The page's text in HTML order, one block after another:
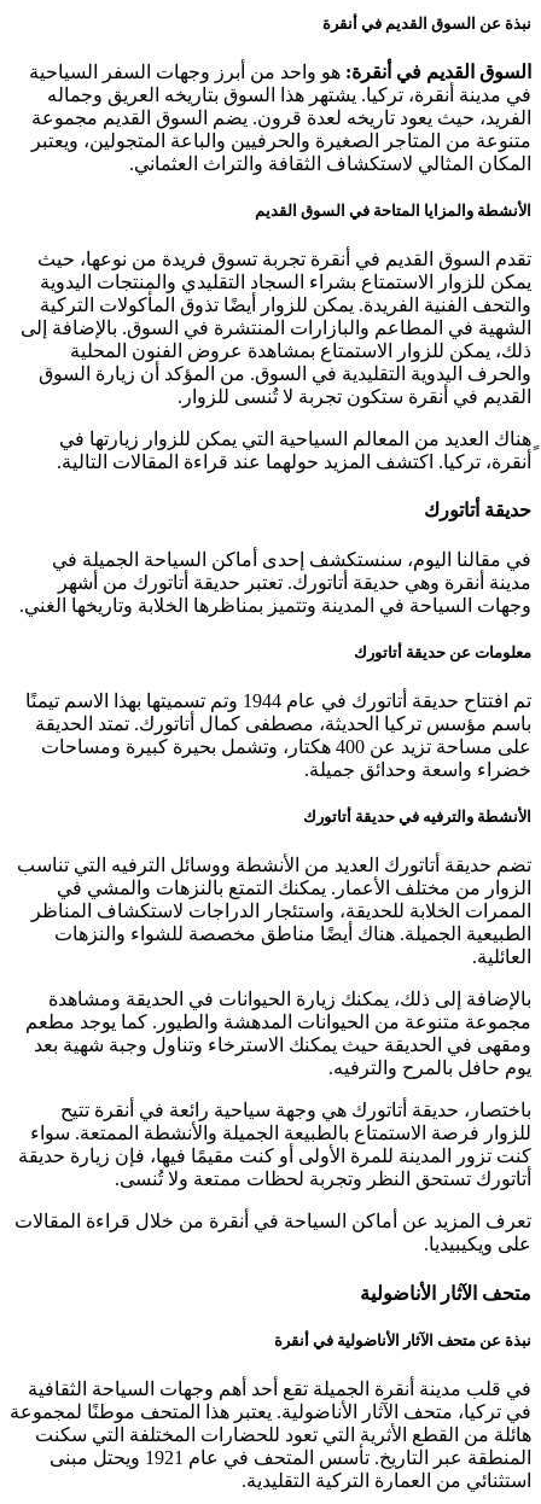
نبذة عن السوق القديم في أنقرة
السوق القديم في أنقرة: هو واحد من أبرز وجهات السفر السياحية
في مدينة أنقرة، تركيا. يشتهر هذا السوق بتاريخه العريق وجماله
الفريد، حيث يعود تاريخه لعدة قرون. يضم السوق القديم مجموعة
متنوعة من المتاجر الصغيرة والحرفيين والباعة المتجولين، ويعتبر
المكان المثالي لاستكشاف الثقافة والتراث العثماني.
الأنشطة والمزايا المتاحة في السوق القديم
تقدم السوق القديم في أنقرة تجربة تسوق فريدة من نوعها، حيث
يمكن للزوار الاستمتاع بشراء السجاد التقليدي والمنتجات اليدوية
والتحف الفنية الفريدة. يمكن للزوار أيضًا تذوق المأكولات التركية
الشهية في المطاعم والبازارات المنتشرة في السوق. بالإضافة إلى
ذلك، يمكن للزوار الاستمتاع بمشاهدة عروض الفنون المحلية
والحرف اليدوية التقليدية في السوق. من المؤكد أن زيارة السوق
القديم في أنقرة ستكون تجربة لا تُنسى للزوار.
ٍهناك العديد من المعالم السياحية التي يمكن للزوار زيارتها في
أنقرة، تركيا. اكتشف المزيد حولهما عند قراءة المقالات التالية.
حديقة أتاتورك
في مقالنا اليوم، سنستكشف إحدى أماكن السياحة الجميلة في
مدينة أنقرة وهي حديقة أتاتورك. تعتبر حديقة أتاتورك من أشهر
وجهات السياحة في المدينة وتتميز بمناظرها الخلابة وتاريخها الغني.
معلومات عن حديقة أتاتورك
تم افتتاح حديقة أتاتورك في عام 1944 وتم تسميتها بهذا الاسم تيمنًا
باسم مؤسس تركيا الحديثة، مصطفى كمال أتاتورك. تمتد الحديقة
على مساحة تزيد عن 400 هكتار، وتشمل بحيرة كبيرة ومساحات
خضراء واسعة وحدائق جميلة.
الأنشطة والترفيه في حديقة أتاتورك
تضم حديقة أتاتورك العديد من الأنشطة ووسائل الترفيه التي تناسب
الزوار من مختلف الأعمار. يمكنك التمتع بالنزهات والمشي في
الممرات الخلابة للحديقة، واستئجار الدراجات لاستكشاف المناظر
الطبيعية الجميلة. هناك أيضًا مناطق مخصصة للشواء والنزهات
العائلية.
بالإضافة إلى ذلك، يمكنك زيارة الحيوانات في الحديقة ومشاهدة
مجموعة متنوعة من الحيوانات المدهشة والطيور. كما يوجد مطعم
ومقهى في الحديقة حيث يمكنك الاسترخاء وتناول وجبة شهية بعد
يوم حافل بالمرح والترفيه.
باختصار، حديقة أتاتورك هي وجهة سياحية رائعة في أنقرة تتيح
للزوار فرصة الاستمتاع بالطبيعة الجميلة والأنشطة الممتعة. سواء
كنت تزور المدينة للمرة الأولى أو كنت مقيمًا فيها، فإن زيارة حديقة
أتاتورك تستحق النظر وتجربة لحظات ممتعة ولا تُنسى.
تعرف المزيد عن أماكن السياحة في أنقرة من خلال قراءة المقالات
على ويكيبيديا.
متحف الآثار الأناضولية
نبذة عن متحف الآثار الأناضولية في أنقرة
في قلب مدينة أنقرة الجميلة تقع أحد أهم وجهات السياحة الثقافية
في تركيا، متحف الآثار الأناضولية. يعتبر هذا المتحف موطنًا لمجموعة
هائلة من القطع الأثرية التي تعود للحضارات المختلفة التي سكنت
المنطقة عبر التاريخ. تأسس المتحف في عام 1921 ويحتل مبنى
استثنائي من العمارة التركية التقليدية.